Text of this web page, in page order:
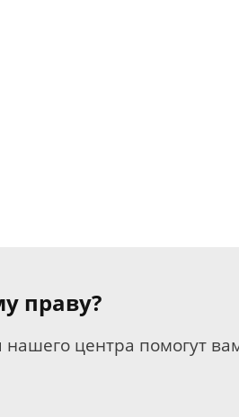
праву?
центра помогут